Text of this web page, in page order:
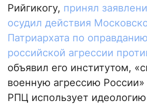
Рийгикогу, принял
осудил действия
Патриархата по
российской агрессии
объявил его институтом,
военную агрессию России»
РПЦ использует идеологию